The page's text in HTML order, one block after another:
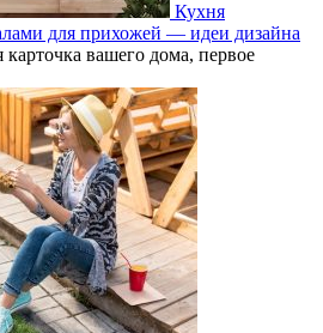
Кухня
для прихожей — идеи дизайна
вашего дома, первое